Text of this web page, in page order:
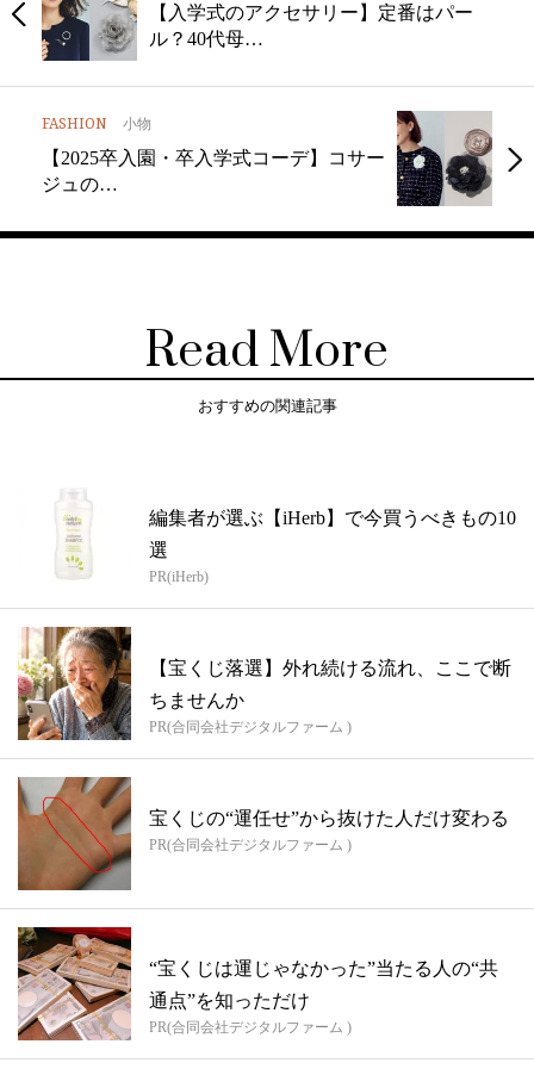
【入学式のアクセサリー】定番はパー
ル？40代母…
FASHION 小物
【2025卒入園・卒入学式コーデ】コサー
ジュの…
Read More
おすすめの関連記事
編集者が選ぶ【iHerb】で今買うべきもの10
選
PR(iHerb)
【宝くじ落選】外れ続ける流れ、ここで断
ちませんか
PR(合同会社デジタルファーム )
宝くじの“運任せ”から抜けた人だけ変わる
PR(合同会社デジタルファーム )
“宝くじは運じゃなかった”当たる人の“共
通点”を知っただけ
PR(合同会社デジタルファーム )